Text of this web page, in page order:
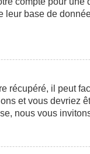
base de
récupéré, il peut
et vous devriez
nous vous